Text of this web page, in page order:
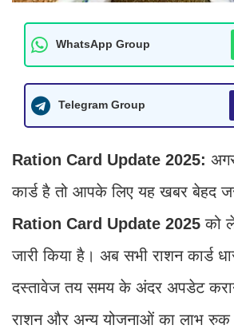
WhatsApp Group
Telegram Group
Ration Card Update 2025:
कार्ड है तो आपके लिए यह खबर बेहद
Ration Card Update 2025 को
जारी किया है। अब सभी राशन कार्ड
दस्तावेज तय समय के अंदर अपडेट
राशन और अन्य योजनाओं का लाभ रुक